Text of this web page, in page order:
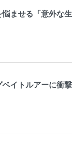
悩ませる「意外な
ベイトルアーに衝